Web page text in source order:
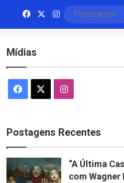
FacebookInstagram
Mídias
Facebook Instagram
Postagens Recentes
“A Última
com Wagner